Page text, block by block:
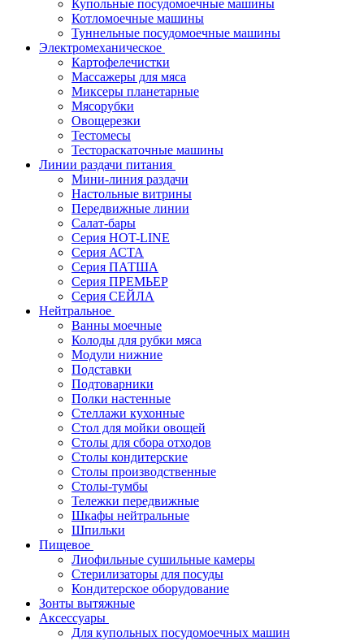
Купольные посудомоечные машины
Котломоечные машины
Туннельные посудомоечные машины
Электромеханическое
Картофелечистки
Массажеры для мяса
Миксеры планетарные
Мясорубки
Овощерезки
Тестомесы
Тестораскаточные машины
Линии раздачи питания
Мини-линия раздачи
Настольные витрины
Передвижные линии
Салат-бары
Серия HOT-LINE
Серия АСТА
Серия ПАТША
Серия ПРЕМЬЕР
Серия СЕЙЛА
Нейтральное
Ванны моечные
Колоды для рубки мяса
Модули нижние
Подставки
Подтоварники
Полки настенные
Стеллажи кухонные
Стол для мойки овощей
Столы для сбора отходов
Столы кондитерские
Столы производственные
Столы-тумбы
Тележки передвижные
Шкафы нейтральные
Шпильки
Пищевое
Лиофильные сушильные камеры
Стерилизаторы для посуды
Кондитерское оборудование
Зонты вытяжные
Аксессуары
Для купольных посудомоечных машин